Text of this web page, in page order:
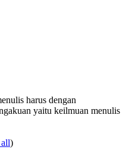
harus dengan
yaitu keilmuan menulis
all)